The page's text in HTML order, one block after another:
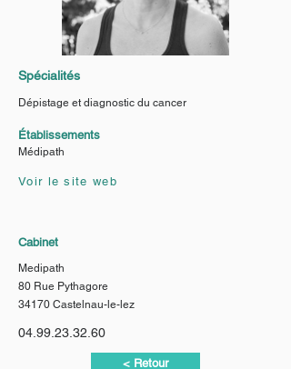
Spécialités
Dépistage et diagnostic du cancer
Établissements
Médipath
Voir le site web
Cabinet
Medipath
80 Rue Pythagore
34170 Castelnau-le-lez
04.99.23.32.60
< Retour